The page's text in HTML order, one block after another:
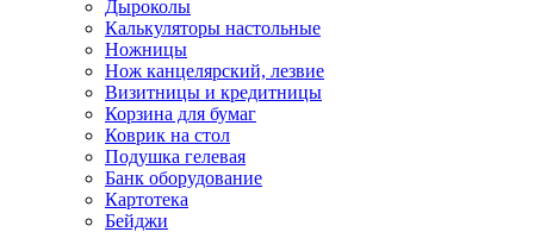
Дыроколы
Калькуляторы настольные
Ножницы
Нож канцелярский, лезвие
Визитницы и кредитницы
Корзина для бумаг
Коврик на стол
Подушка гелевая
Банк оборудование
Картотека
Бейджи